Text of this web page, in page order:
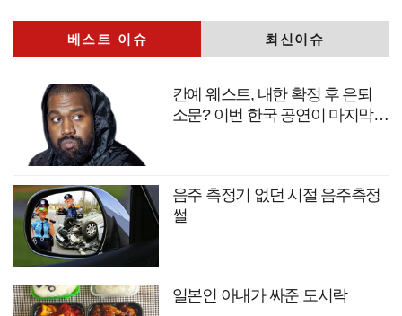
베스트 이슈 최신이슈
칸예 웨스트, 내한 확정 후 은퇴
소문? 이번 한국 공연이 마지막
음주 측정기 없던 시절 음주측정
썰
일본인 아내가 싸준 도시락